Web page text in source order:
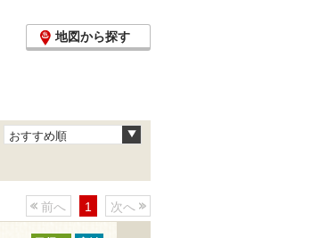
地図から探す
おすすめ順
前へ 1 次へ